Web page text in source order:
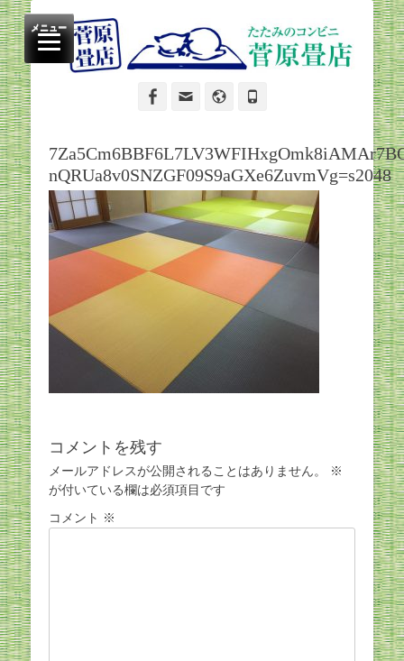
菅原畳店
たたみのコンビニ
Facebook
Email Website
nQRUa8v0SNZGF09S9aGXe6ZuvmVg=s2048
コメントを残す
メールアドレスが公開されることはありません。
※
が付いている欄は必須項目です
コメント ※
メニュー